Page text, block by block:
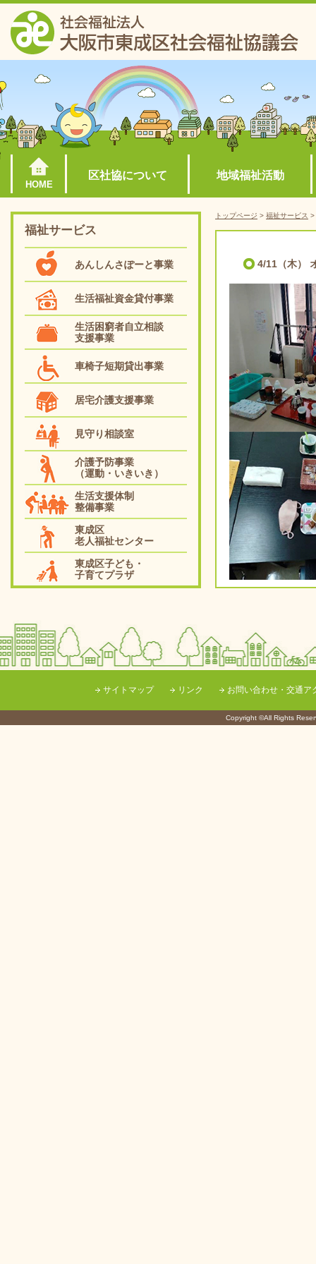
HOME
区社協について 地域福祉活動
福祉サービス
あんしんさぽーと事業
生活福祉資金貸付事業
生活困窮者自立相談
支援事業
車椅子短期貸出事業
居宅介護支援事業
見守り相談室
介護予防事業
（運動・いきいき）
生活支援体制
整備事業
東成区
老人福祉センター
東成区子ども・
子育てプラザ
トップページ > 福祉サービス >
4/11（木）
サイトマップ リンク お問い合わせ・交通ア
Copyright ©All Rights